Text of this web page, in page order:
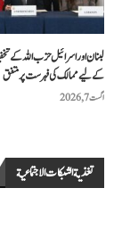
لبنان اور اسرائیل حزب اللہ کے
کے لیے ممالک کی فہرست پر متفق
اگست 7, 2026
تغذية الشبكات الاجتماعية